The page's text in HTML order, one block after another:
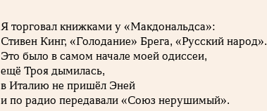
Я торговал книжками у «Макдональдса»:
Стивен Кинг, «Голодание» Брега, «Русский народ».
Это было в самом начале моей одиссеи,
ещё Троя дымилась,
в Италию не пришёл Эней
и по радио передавали «Союз нерушимый».